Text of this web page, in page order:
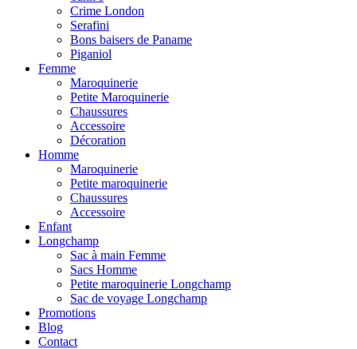
Crime London
Serafini
Bons baisers de Paname
Piganiol
Femme
Maroquinerie
Petite Maroquinerie
Chaussures
Accessoire
Décoration
Homme
Maroquinerie
Petite maroquinerie
Chaussures
Accessoire
Enfant
Longchamp
Sac à main Femme
Sacs Homme
Petite maroquinerie Longchamp
Sac de voyage Longchamp
Promotions
Blog
Contact